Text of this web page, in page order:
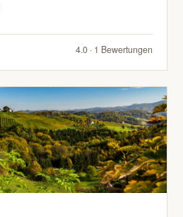
4.0 · 1 Bewertungen